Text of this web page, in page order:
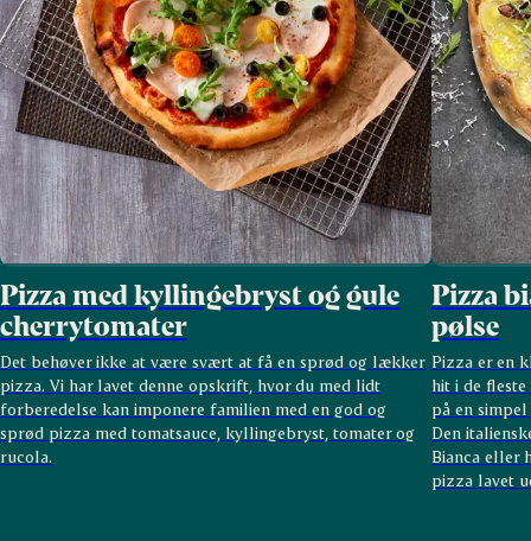
Pizza med kyllingebryst og gule
cherrytomater
Det behøver ikke at være svært at få en sprød og lækker
pizza. Vi har lavet denne opskrift, hvor du med lidt
forberedelse kan imponere familien med en god og
sprød pizza med tomatsauce, kyllingebryst, tomater og
rucola.
Pizza
pølse
Pizza er en
hit i de
på en
Den
Bianca eller
pizza lavet